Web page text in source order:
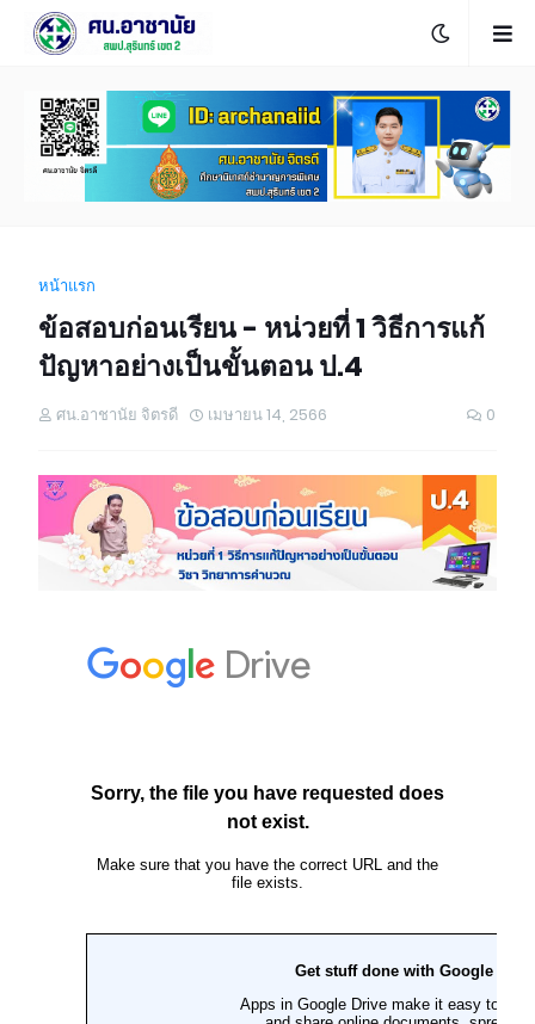
หน้าแรก
ข้อสอบก่อนเรียน - หน่วยที่ 1 วิธีการแก้
ปัญหาอย่างเป็นขั้นตอน ป.4
ศน.อาชานัย จิตรดี เมษายน 14, 2566 0